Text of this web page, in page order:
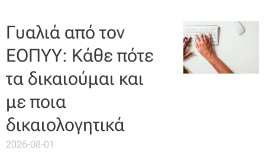
Γυαλιά από τον
ΕΟΠΥΥ: Κάθε πότε
τα δικαιούμαι και
με ποια
δικαιολογητικά
2026-08-01